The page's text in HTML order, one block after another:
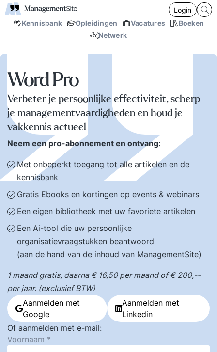
Kennisbank Opleidingen Vacatures
Boeken
Netwerk
Login
Word Pro
Verbeter je persoonlijke effectiviteit, scherp
je managementvaardigheden en houd je
vakkennis actueel
Neem een pro-abonnement en ontvang:
Met onbeperkt toegang tot alle artikelen en de
kennisbank
Gratis Ebooks en kortingen op events & webinars
Een eigen bibliotheek met uw favoriete artikelen
Een Ai-tool die uw persoonlijke
organisatievraagstukken beantwoord
(aan de hand van de inhoud van ManagementSite)
1 maand gratis, daarna € 16,50 per maand of € 200,--
per jaar. (exclusief BTW)
Aanmelden met
Google
Aanmelden met
Linkedin
Of aanmelden met e-mail:
Voornaam